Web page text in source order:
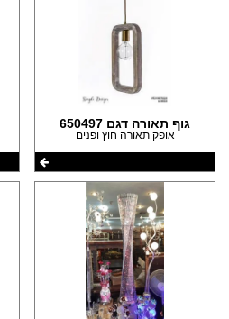
גוף תאורה דגם 650497
אופק תאורה חוץ ופנים